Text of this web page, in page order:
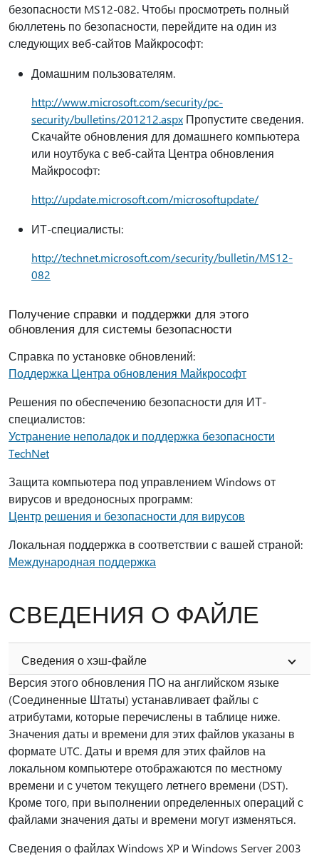
безопасности MS12-082. Чтобы просмотреть полный
бюллетень по безопасности, перейдите на один из
следующих веб-сайтов Майкрософт:
Домашним пользователям.
http://www.microsoft.com/security/pc-
security/bulletins/201212.aspx Пропустите сведения.
Скачайте обновления для домашнего компьютера
или ноутбука с веб-сайта Центра обновления
Майкрософт:
http://update.microsoft.com/microsoftupdate/
ИТ-специалисты:
http://technet.microsoft.com/security/bulletin/MS12-
082
Получение справки и поддержки для этого
обновления для системы безопасности
Справка по установке обновлений:
Поддержка Центра обновления Майкрософт
Решения по обеспечению безопасности для ИТ-
специалистов:
Устранение неполадок и поддержка безопасности
TechNet
Защита компьютера под управлением Windows от
вирусов и вредоносных программ:
Центр решения и безопасности для вирусов
Локальная поддержка в соответствии с вашей страной:
Международная поддержка
СВЕДЕНИЯ О ФАЙЛЕ
Сведения о хэш-файле
Версия этого обновления ПО на английском языке
(Соединенные Штаты) устанавливает файлы с
атрибутами, которые перечислены в таблице ниже.
Значения даты и времени для этих файлов указаны в
формате UTC. Даты и время для этих файлов на
локальном компьютере отображаются по местному
времени и с учетом текущего летнего времени (DST).
Кроме того, при выполнении определенных операций с
файлами значения даты и времени могут изменяться.
Сведения о файлах Windows XP и Windows Server 2003